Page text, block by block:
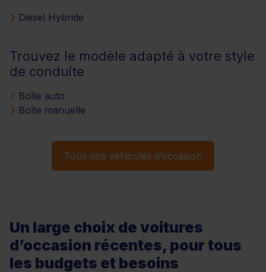
Diesel Hybride
Trouvez le modèle adapté à votre style
de conduite
Boîte auto
Boîte manuelle
Tous nos véhicules d’occasion
Un large choix de voitures
d’occasion récentes, pour tous
les budgets et besoins